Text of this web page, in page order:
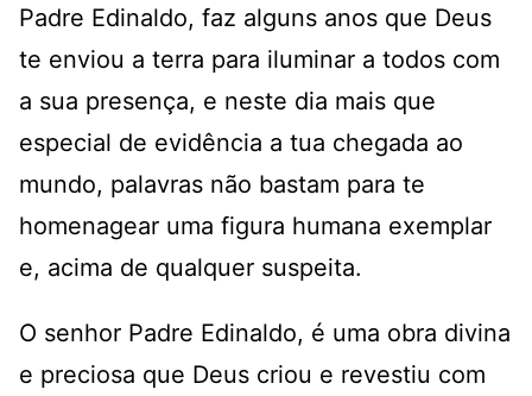
Padre Edinaldo, faz alguns anos que Deus
te enviou a terra para iluminar a todos com
a sua presença, e neste dia mais que
especial de evidência a tua chegada ao
mundo, palavras não bastam para te
homenagear uma figura humana exemplar
e, acima de qualquer suspeita.
O senhor Padre Edinaldo, é uma obra divina
e preciosa que Deus criou e revestiu com